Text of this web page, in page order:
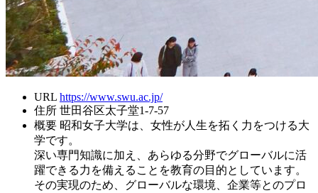
URL https://www.swu.ac.jp/
住所 世田谷区太子堂1-7-57
概要 昭和女子大学は、女性が人生を拓く力をつける大
学です。
深い専門知識に加え、あらゆる分野でグローバルに活
躍できる力を備えることを教育の目的としています。
その実現のため、グローバルな環境、企業等とのプロ